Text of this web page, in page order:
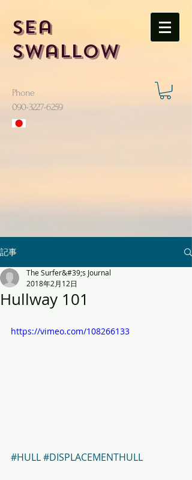
Sea
Swallow
Phone
​090-3227-6259
記事
Hullway 101
The Surfer&#39;s Journal
2018年2月12日
https://vimeo.com/108266133
#HULL#DISPLACEMENTHULL